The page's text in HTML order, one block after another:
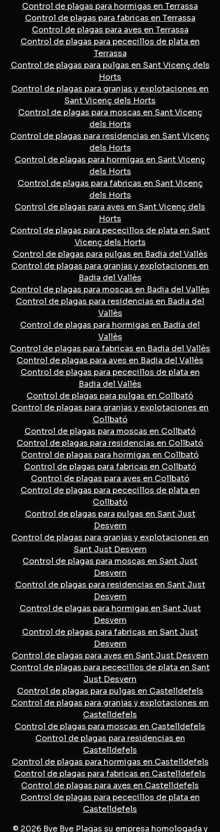
Control de plagas para hormigas en Terrassa
Control de plagas para fabricas en Terrassa
Control de plagas para aves en Terrassa
Control de plagas para pececillos de plata en
Terrassa
Control de plagas para pulgas en Sant Vicenç dels
Horts
Control de plagas para granjas y explotaciones en
Sant Vicenç dels Horts
Control de plagas para moscas en Sant Vicenç
dels Horts
Control de plagas para residencias en Sant Vicenç
dels Horts
Control de plagas para hormigas en Sant Vicenç
dels Horts
Control de plagas para fabricas en Sant Vicenç
dels Horts
Control de plagas para aves en Sant Vicenç dels
Horts
Control de plagas para pececillos de plata en Sant
Vicenç dels Horts
Control de plagas para pulgas en Badia del Vallès
Control de plagas para granjas y explotaciones en
Badia del Vallès
Control de plagas para moscas en Badia del Vallès
Control de plagas para residencias en Badia del
Vallès
Control de plagas para hormigas en Badia del
Vallès
Control de plagas para fabricas en Badia del Vallès
Control de plagas para aves en Badia del Vallès
Control de plagas para pececillos de plata en
Badia del Vallès
Control de plagas para pulgas en Collbató
Control de plagas para granjas y explotaciones en
Collbató
Control de plagas para moscas en Collbató
Control de plagas para residencias en Collbató
Control de plagas para hormigas en Collbató
Control de plagas para fabricas en Collbató
Control de plagas para aves en Collbató
Control de plagas para pececillos de plata en
Collbató
Control de plagas para pulgas en Sant Just
Desvern
Control de plagas para granjas y explotaciones en
Sant Just Desvern
Control de plagas para moscas en Sant Just
Desvern
Control de plagas para residencias en Sant Just
Desvern
Control de plagas para hormigas en Sant Just
Desvern
Control de plagas para fabricas en Sant Just
Desvern
Control de plagas para aves en Sant Just Desvern
Control de plagas para pececillos de plata en Sant
Just Desvern
Control de plagas para pulgas en Castelldefels
Control de plagas para granjas y explotaciones en
Castelldefels
Control de plagas para moscas en Castelldefels
Control de plagas para residencias en
Castelldefels
Control de plagas para hormigas en Castelldefels
Control de plagas para fabricas en Castelldefels
Control de plagas para aves en Castelldefels
Control de plagas para pececillos de plata en
Castelldefels
© 2026 Bye Bye Plagas su empresa homologada y